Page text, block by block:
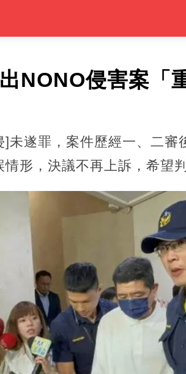
NONO侵害案「
未遂罪，案件歷經一、二審
形，決議不再上訴，希望